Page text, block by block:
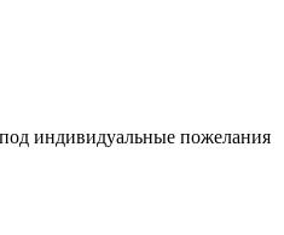
индивидуальные пожелания